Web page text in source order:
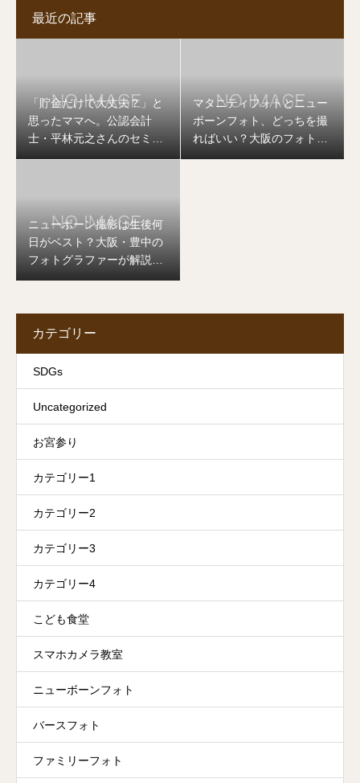
最近の記事
「貯金だけで大丈夫？」と
思ったママへ。公認会計
士・平林元之さんのセミナ
マタニティフォトとニュー
ボーンフォト、どっちを撮
ればいい？大阪のフォトグ
ニューボーン撮影は生後何
日がベスト？大阪・豊中の
フォトグラファーが解説し
カテゴリー
SDGs
Uncategorized
お宮参り
カテゴリー1
カテゴリー2
カテゴリー3
カテゴリー4
こども食堂
スマホカメラ教室
ニューボーンフォト
バースフォト
ファミリーフォト